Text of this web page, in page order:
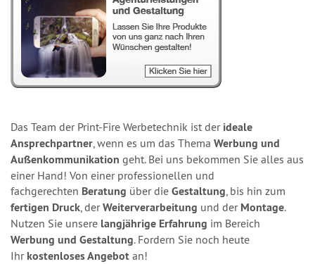
Das Team der Print-Fire Werbetechnik ist der ideale
Ansprechpartner , wenn es um das Thema Werbung und
Außenkommunikation geht. Bei uns bekommen Sie alles aus
einer Hand! Von einer professionellen und
fachgerechten Beratung über die Gestaltung , bis hin zum
fertigen Druck , derWeiterverarbeitung und der Montage.
Nutzen Sie unsere langjährige Erfahrung im Bereich
Werbung und Gestaltung. Fordern Sie noch heute
Ihr kostenloses Angebot an!